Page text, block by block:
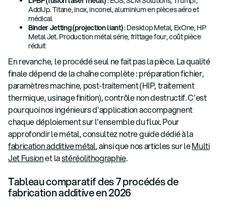
AddUp. Titane, inox, inconel, aluminium en pièces aéro et
médical
Binder Jetting (projection liant): Desktop Metal, ExOne, HP
Metal Jet. Production métal série, frittage four, coût pièce
réduit
En revanche, le procédé seul ne fait pas la pièce. La qualité
finale dépend de la chaîne complète : préparation fichier,
paramètres machine, post-traitement (HIP, traitement
thermique, usinage finition), contrôle non destructif. C'est
pourquoi nos ingénieurs d'application accompagnent
chaque déploiement sur l'ensemble du flux. Pour
approfondir le métal, consultez notre guide dédié à la
fabrication additive métal, ainsi que nos articles sur leMulti
Jet Fusionet lastéréolithographie.
Tableau comparatif des 7 procédés de
fabrication additive en 2026